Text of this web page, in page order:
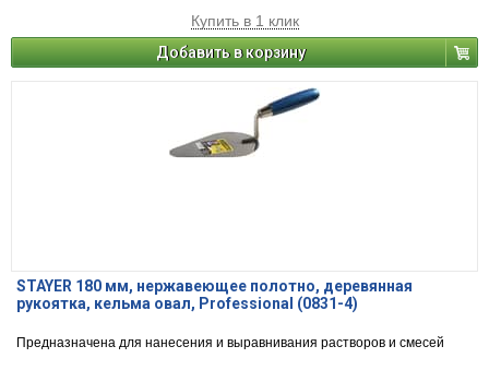
Купить в 1 клик
Добавить в корзину
STAYER 180 мм, нержавеющее полотно, деревянная
рукоятка, кельма овал, Professional (0831-4)
Предназначена для нанесения и выравнивания растворов и смесей